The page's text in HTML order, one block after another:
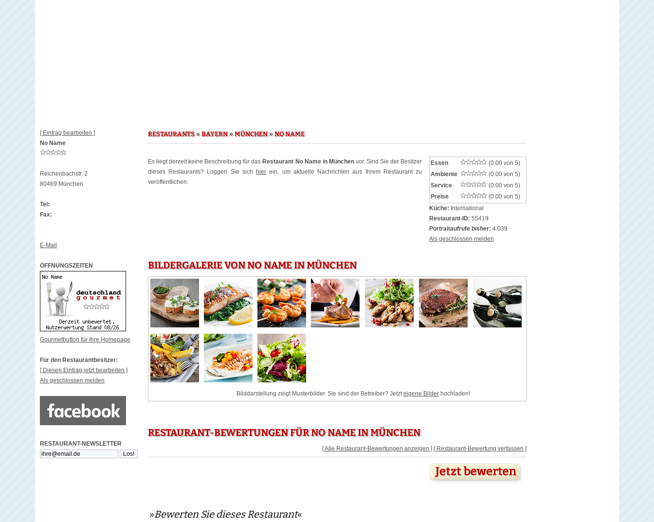
[ Eintrag bearbeiten ]
No Name
Reichenbachstr. 2
80469 München
Tel:
Fax:
E-Mail
ÖFFNUNGSZEITEN
Gourmetbutton für Ihre Homepage
Für den Restaurantbesitzer:
[ Diesen Eintrag jetzt bearbeiten ]
Als geschlossen melden
RESTAURANT-NEWSLETTER
RESTAURANTS»BAYERN»MÜNCHEN»NO NAME
Es liegt derzeit keine Beschreibung für das Restaurant No Name in Münchenvor. Sind Sie der Besitzer
dieses Restaurants? Loggen Sie sich
hier ein, um aktuelle Nachrichten aus Ihrem Restaurant zu
veröffentlichen.
Essen
(0.00 von 5)
Ambiente
(0.00 von 5)
Service
(0.00 von 5)
Preise
(0.00 von 5)
Küche: International
Restaurant-ID: 55419
Portraitaufrufe bisher: 4.039
Als geschlossen melden
BILDERGALERIE VON NO NAME IN MÜNCHEN
Bilddarstellung zeigt Musterbilder. Sie sind der Betreiber? Jetzteigene Bilder hochladen!
RESTAURANT-BEWERTUNGEN FÜR NO NAME IN MÜNCHEN
[ Alle Restaurant-Bewertungen anzeigen ] [ Restaurant-Bewertung verfassen ]
»Bewerten Sie dieses Restaurant«